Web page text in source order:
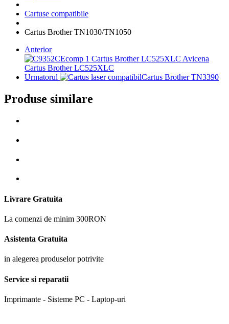
Cartuse compatibile
Cartus Brother TN1030/TN1050
Anterior
Cartus Brother LC525XLC
Urmatorul
Cartus Brother TN3390
Produse similare
Livrare Gratuita
La comenzi de minim 300RON
Asistenta Gratuita
in alegerea produselor potrivite
Service si reparatii
Imprimante - Sisteme PC - Laptop-uri